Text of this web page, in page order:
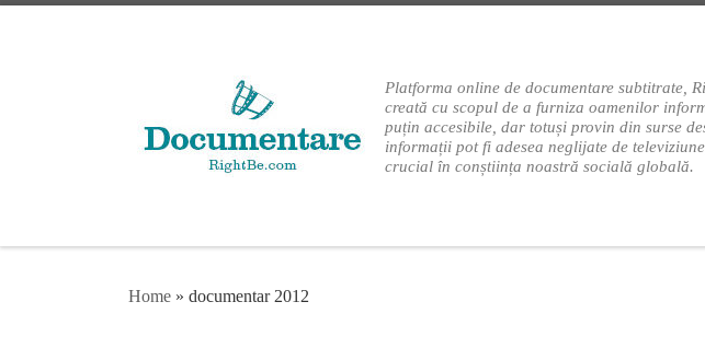
Platforma online de documentare subtitrate,
creată cu scopul de a furniza oamenilor
puțin accesibile, dar totuși provin din surse
informații pot fi adesea neglijate de
crucial în conștiința noastră socială globală.
Home » documentar 2012